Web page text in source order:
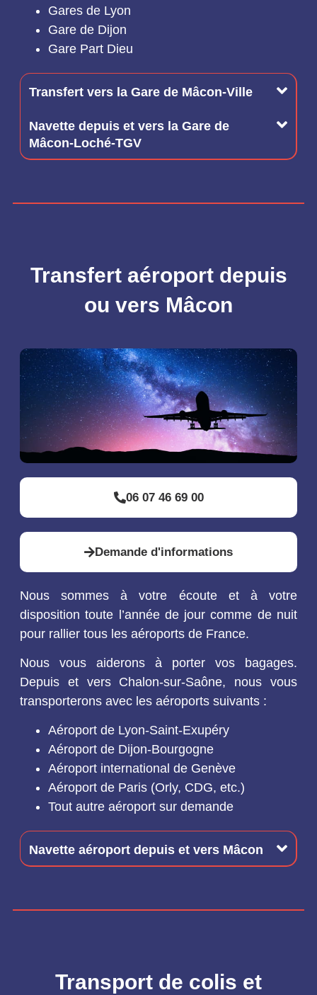
Gares de Lyon
Gare de Dijon
Gare Part Dieu
Transfert vers la Gare de Mâcon-Ville
Navette depuis et vers la Gare de
Mâcon-Loché-TGV
Transfert aéroport depuis
ou vers Mâcon
06 07 46 69 00
Demande d'informations
Nous sommes à votre écoute et à votre
disposition toute l’année de jour comme de nuit
pour rallier tous les aéroports de France.
Nous vous aiderons à porter vos bagages.
Depuis et vers Chalon-sur-Saône, nous vous
transporterons avec les aéroports suivants :
Aéroport de Lyon-Saint-Exupéry
Aéroport de Dijon-Bourgogne
Aéroport international de Genève
Aéroport de Paris (Orly, CDG, etc.)
Tout autre aéroport sur demande
Navette aéroport depuis et vers Mâcon
Transport de colis et